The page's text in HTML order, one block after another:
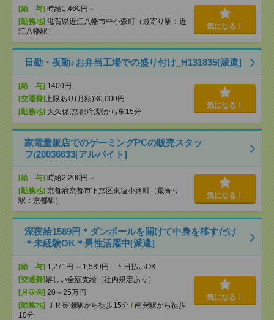
[給 与] 時給1,460円～
[勤務地] 滋賀県近江八幡市中小森町（最寄り駅：近
江八幡駅）
気になる！
日勤・夜勤♪お弁当工場での盛り付け_H131835[派遣]
[給 与] 1400円
[交通費] 上限あり(月額)30,000円
[勤務地] 大久保(京都府)駅から車15分
気になる！
家電量販店でのゲーミングPCの販売スタッ
フ/20036633[アルバイト]
[給 与] 時給2,200円～
[勤務地] 京都府京都市下京区東塩小路町（最寄り
駅：京都駅）
気になる！
深夜給1589円＊ダンボールを開けて中身を移すだけ
＊未経験OK＊男性活躍中[派遣]
[給 与] 1,271円 ～1,589円 ＊日払いOK
[交通費]嬉しい全額支給（社内規定あり）
[月収例] 20～25万円
[勤務地]
ＪＲ長瀬駅から徒歩15分 / 南巽駅から徒歩
10分
気になる！